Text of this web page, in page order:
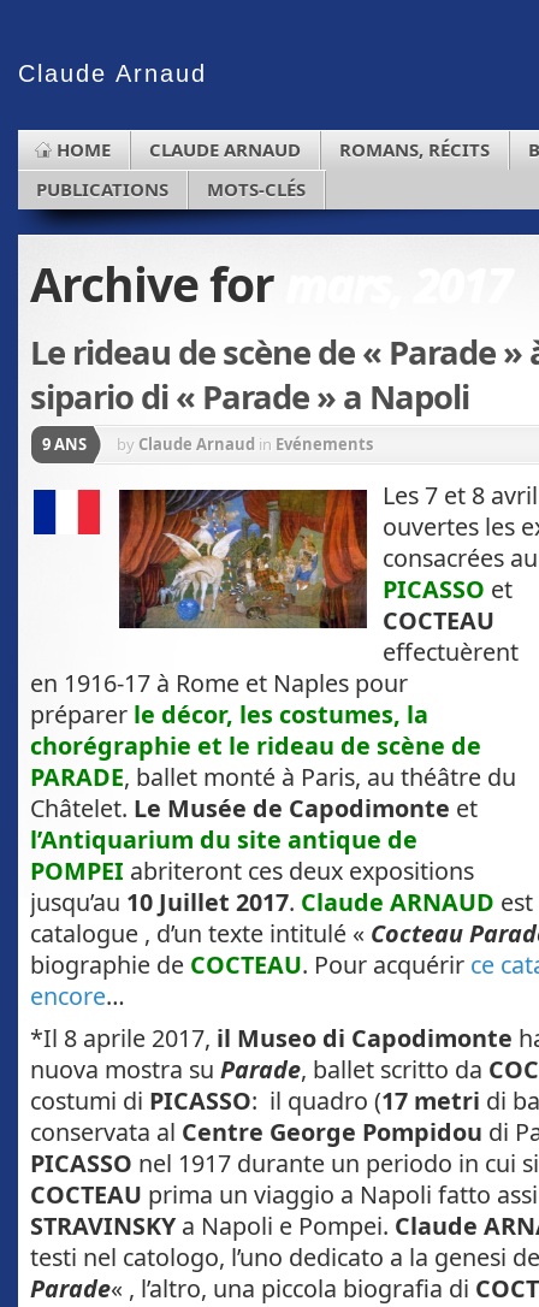
Claude Arnaud
HOME CLAUDE ARNAUD ROMANS, RÉCITS
PUBLICATIONS
MOTS-CLÉS
Archive for
Le rideau de scène de « Parade
sipario di « Parade » a Napoli
9 ANS by Claude Arnaud in Evénements
Les 7 et 8
ouvertes les
consacrées au
PICASSO et
COCTEAU
effectuèrent
en 1916-17 à Rome et Naples pour
préparer le décor, les costumes, la
chorégraphie et le rideau de scène de
PARADE, ballet monté à Paris, au théâtre du
Châtelet. Le Musée de Capodimonte et
l’Antiquarium du site antique de
POMPEI abriteront ces deux expositions
jusqu’au 10 Juillet 2017. Claude ARNAUD est
catalogue , d’un texte intitulé « Cocteau
biographie de COCTEAU. Pour acquérir ce
encore…
*Il 8 aprile 2017, il Museo di Capodimonte
nuova mostra su Parade, ballet scritto da
costumi di PICASSO: il quadro (17 metri di
conservata al Centre George Pompidou di
PICASSO nel 1917 durante un periodo in cui
COCTEAU prima un viaggio a Napoli fatto
STRAVINSKY a Napoli e Pompei. Claude
testi nel catologo, l’uno dedicato a la genesi
Parade« , l’altro, una piccola biografia di